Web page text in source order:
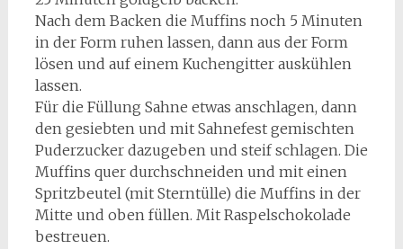
Nach dem Backen die Muffins noch 5 Minuten
in der Form ruhen lassen, dann aus der Form
lösen und auf einem Kuchengitter auskühlen
lassen.
Für die Füllung Sahne etwas anschlagen, dann
den gesiebten und mit Sahnefest gemischten
Puderzucker dazugeben und steif schlagen. Die
Muffins quer durchschneiden und mit einen
Spritzbeutel (mit Sterntülle) die Muffins in der
Mitte und oben füllen. Mit Raspelschokolade
bestreuen.